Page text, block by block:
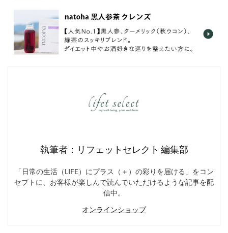
執筆者：リフェットセレクト 編集部
「日常の生活（LIFE）にプラス（＋）の彩りを届ける」をコン
セプトに、お客様が楽しんで読んでいただけるような記事を配
信中。
オンラインショップ